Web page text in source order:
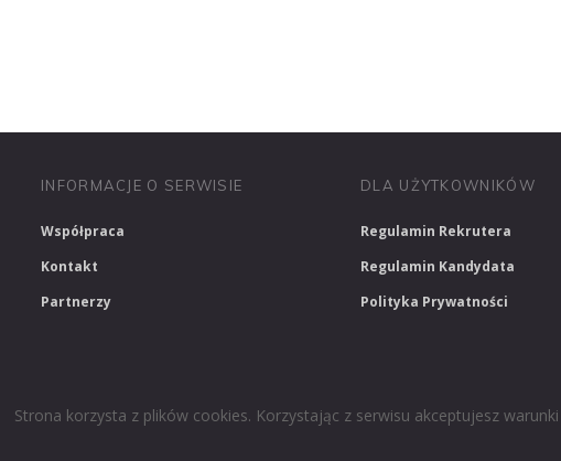
INFORMACJE O SERWISIE
Współpraca
Kontakt
Partnerzy
DLA UŻYTKOWNIKÓW
Regulamin Rekrutera
Regulamin Kandydata
Polityka Prywatności
Strona korzysta z plików cookies. Korzystając z serwisu akceptujesz warunki